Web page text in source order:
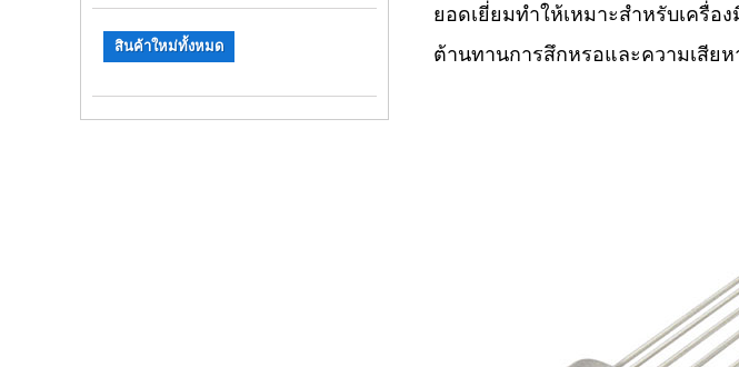
สินค้าใหม่ทั้งหมด
ยอดเยี่ยมทำให้เหมาะสำหรับเครื่
ต้านทานการสึกหรอและความเสีย